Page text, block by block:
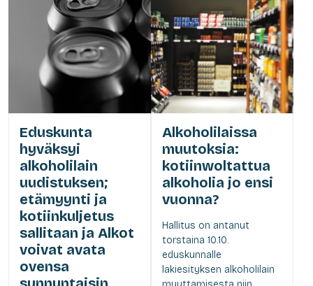
Eduskunta
hyväksyi
alkoholilain
uudistuksen;
etämyynti ja
kotiinkuljetus
sallitaan ja Alkot
voivat avata
ovensa
Alkoholilaissa
muutoksia:
kotiinwoltattua
alkoholia jo ensi
vuonna?
Hallitus on antanut
torstaina 10.10.
eduskunnalle
lakiesityksen alkoholilain